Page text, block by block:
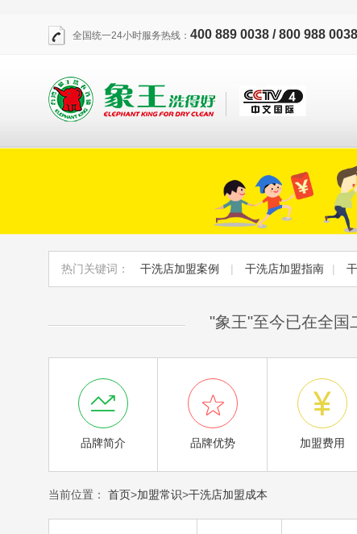
全国统一24小时服务热线： 400 889 0038 / 800 988 0038
热门关键词： 干洗店加盟案例 | 干洗店加盟指南 |
"象王"至今已在全国

品牌简介

品牌优势

加盟费用
当前位置： 首页>加盟常识>干洗店加盟成本